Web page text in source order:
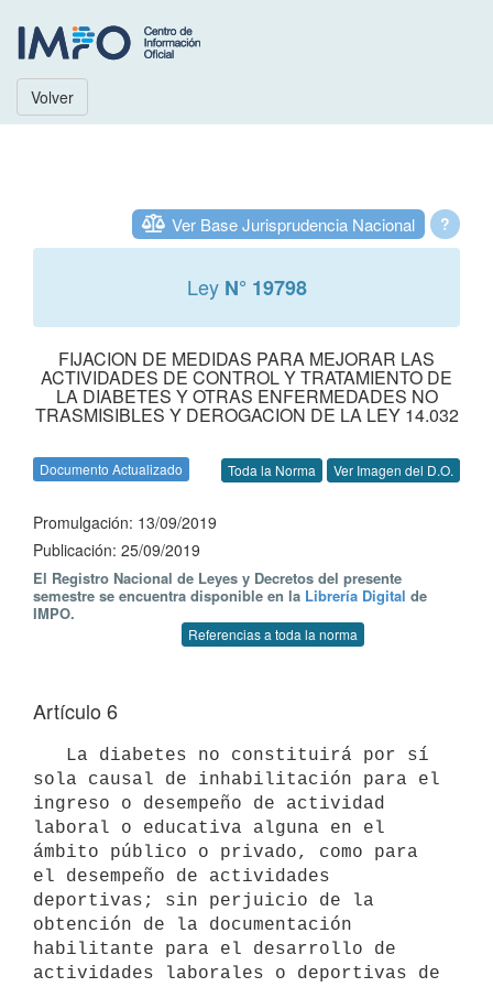
Volver
?
Ver Base Jurisprudencia Nacional
Ley N° 19798
FIJACION DE MEDIDAS PARA MEJORAR LAS
ACTIVIDADES DE CONTROL Y TRATAMIENTO DE
LA DIABETES Y OTRAS ENFERMEDADES NO
TRASMISIBLES Y DEROGACION DE LA LEY 14.032
Documento Actualizado Toda la Norma Ver Imagen del D.O.
Promulgación: 13/09/2019
Publicación: 25/09/2019
El Registro Nacional de Leyes y Decretos del presente
semestre se encuentra disponible en la Librería Digital de
IMPO.
Referencias a toda la norma
Artículo 6
sola causal de inhabilitación para el
ingreso o desempeño de actividad
laboral o educativa alguna en el
ámbito público o privado, como para
el desempeño de actividades
deportivas; sin perjuicio de la
obtención de la documentación
habilitante para el desarrollo de
actividades laborales o deportivas de